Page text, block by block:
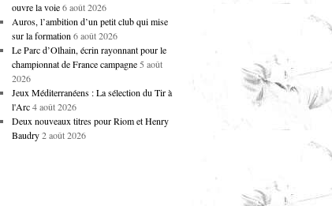
ouvre la voie 6 août 2026
Auros, l’ambition d’un petit club qui mise
sur la formation 6 août 2026
Le Parc d’Olhain, écrin rayonnant pour le
championnat de France campagne 5 août
2026
Jeux Méditerranéens : La sélection du Tir à
l'Arc 4 août 2026
Deux nouveaux titres pour Riom et Henry
Baudry 2 août 2026